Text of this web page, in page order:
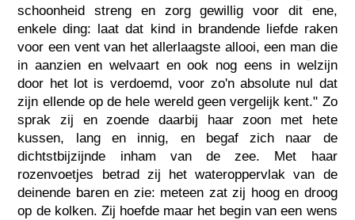
schoonheid streng en zorg gewillig voor dit ene,
enkele ding: laat dat kind in brandende liefde raken
voor een vent van het allerlaagste allooi, een man die
in aanzien en welvaart en ook nog eens in welzijn
door het lot is verdoemd, voor zo'n absolute nul dat
zijn ellende op de hele wereld geen vergelijk kent." Zo
sprak zij en zoende daarbij haar zoon met hete
kussen, lang en innig, en begaf zich naar de
dichtstbijzijnde inham van de zee. Met haar
rozenvoetjes betrad zij het wateroppervlak van de
deinende baren en zie: meteen zat zij hoog en droog
op de kolken. Zij hoefde maar het begin van een wens